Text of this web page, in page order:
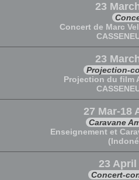
23
Concert de Marc
23
Projection-
Projection du film
27 Mar-18
Caravane
Enseignement et
23 April
Concert-